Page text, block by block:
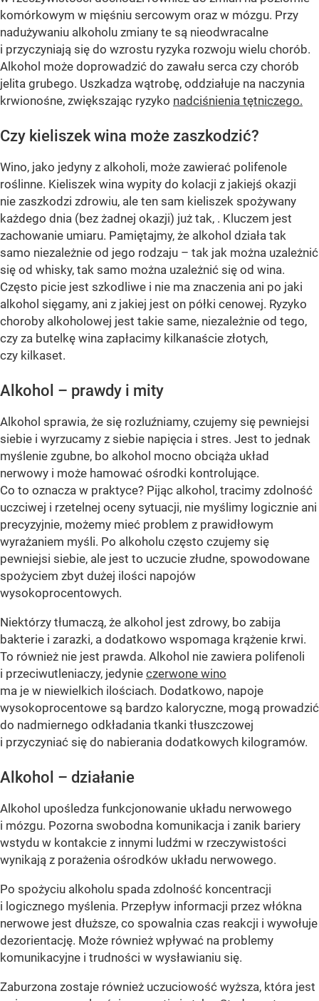
komórkowym w mięśniu sercowym oraz w mózgu. Przy
nadużywaniu alkoholu zmiany te są nieodwracalne
i przyczyniają się do wzrostu ryzyka rozwoju wielu chorób.
Alkohol może doprowadzić do zawału serca czy chorób
jelita grubego. Uszkadza wątrobę, oddziałuje na naczynia
krwionośne, zwiększając ryzyko nadciśnienia tętniczego.
Czy kieliszek wina może zaszkodzić?
Wino, jako jedyny z alkoholi, może zawierać polifenole
roślinne. Kieliszek wina wypity do kolacji z jakiejś okazji
nie zaszkodzi zdrowiu, ale ten sam kieliszek spożywany
każdego dnia (bez żadnej okazji) już tak, . Kluczem jest
zachowanie umiaru. Pamiętajmy, że alkohol działa tak
samo niezależnie od jego rodzaju – tak jak można uzależnić
się od whisky, tak samo można uzależnić się od wina.
Często picie jest szkodliwe i nie ma znaczenia ani po jaki
alkohol sięgamy, ani z jakiej jest on półki cenowej. Ryzyko
choroby alkoholowej jest takie same, niezależnie od tego,
czy za butelkę wina zapłacimy kilkanaście złotych,
czy kilkaset.
Alkohol – prawdy i mity
Alkohol sprawia, że się rozluźniamy, czujemy się pewniejsi
siebie i wyrzucamy z siebie napięcia i stres. Jest to jednak
myślenie zgubne, bo alkohol mocno obciąża układ
nerwowy i może hamować ośrodki kontrolujące.
Co to oznacza w praktyce? Pijąc alkohol, tracimy zdolność
uczciwej i rzetelnej oceny sytuacji, nie myślimy logicznie ani
precyzyjnie, możemy mieć problem z prawidłowym
wyrażaniem myśli. Po alkoholu często czujemy się
pewniejsi siebie, ale jest to uczucie złudne, spowodowane
spożyciem zbyt dużej ilości napojów
wysokoprocentowych.
Niektórzy tłumaczą, że alkohol jest zdrowy, bo zabija
bakterie i zarazki, a dodatkowo wspomaga krążenie krwi.
To również nie jest prawda. Alkohol nie zawiera polifenoli
i przeciwutleniaczy, jedynie czerwone wino
ma je w niewielkich ilościach. Dodatkowo, napoje
wysokoprocentowe są bardzo kaloryczne, mogą prowadzić
do nadmiernego odkładania tkanki tłuszczowej
i przyczyniać się do nabierania dodatkowych kilogramów.
Alkohol – działanie
Alkohol upośledza funkcjonowanie układu nerwowego
i mózgu. Pozorna swobodna komunikacja i zanik bariery
wstydu w kontakcie z innymi ludźmi w rzeczywistości
wynikają z porażenia ośrodków układu nerwowego.
Po spożyciu alkoholu spada zdolność koncentracji
i logicznego myślenia. Przepływ informacji przez włókna
nerwowe jest dłuższe, co spowalnia czas reakcji i wywołuje
dezorientację. Może również wpływać na problemy
komunikacyjne i trudności w wysławianiu się.
Zaburzona zostaje również uczuciowość wyższa, która jest